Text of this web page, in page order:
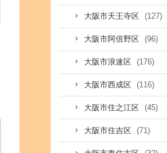
大阪市天王寺区 (127)
大阪市阿倍野区 (96)
大阪市浪速区 (176)
大阪市西成区 (116)
大阪市住之江区 (45)
大阪市住吉区 (71)